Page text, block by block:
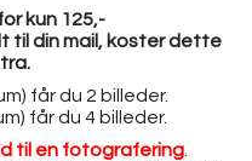
kun 125,-
til din mail, koster dette
får du 2 billeder.
får du 4 billeder.
til en fotografering